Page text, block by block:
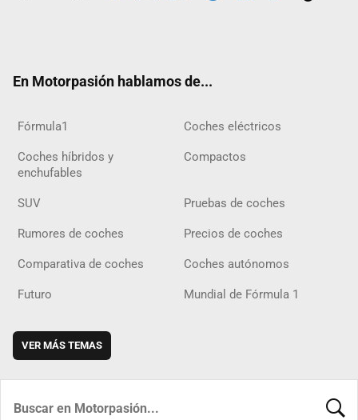
En Motorpasión hablamos de...
Fórmula1 Coches eléctricos
Coches híbridos y
enchufables
Compactos
SUV Pruebas de coches
Rumores de coches Precios de coches
Comparativa de coches Coches autónomos
Futuro Mundial de Fórmula 1
VER MÁS TEMAS